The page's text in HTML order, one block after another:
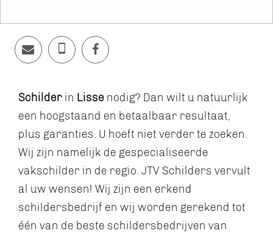
Schilder in Lisse nodig? Dan wilt u natuurlijk
een hoogstaand en betaalbaar resultaat,
plus garanties. U hoeft niet verder te zoeken.
Wij zijn namelijk de gespecialiseerde
vakschilder in de regio. JTV Schilders vervult
al uw wensen! Wij zijn een erkend
schildersbedrijf en wij worden gerekend tot
één van de beste schildersbedrijven van